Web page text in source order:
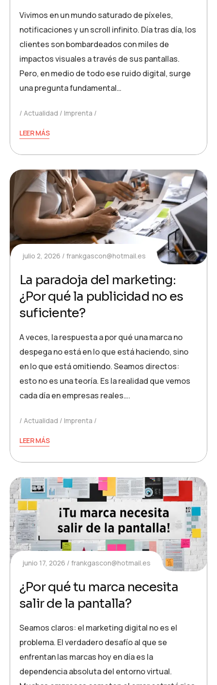
Vivimos en un mundo saturado de píxeles,
notificaciones y un scroll infinito. Día tras día, los
clientes son bombardeados con miles de
impactos visuales a través de sus pantallas.
Pero, en medio de todo ese ruido digital, surge
una pregunta fundamental…
Actualidad Imprenta
LEER MÁS
julio 2, 2026 frankgascon@hotmail.es
La paradoja del marketing:
¿Por qué la publicidad no es
suficiente?
A veces, la respuesta a por qué una marca no
despega no está en lo que está haciendo, sino
en lo que está omitiendo. Seamos directos:
esto no es una teoría. Es la realidad que vemos
cada día en empresas reales….
Actualidad Imprenta
LEER MÁS
junio 17, 2026 frankgascon@hotmail.es
¿Por qué tu marca necesita
salir de la pantalla?
Seamos claros: el marketing digital no es el
problema. El verdadero desafío al que se
enfrentan las marcas hoy en día es la
dependencia absoluta del entorno virtual.